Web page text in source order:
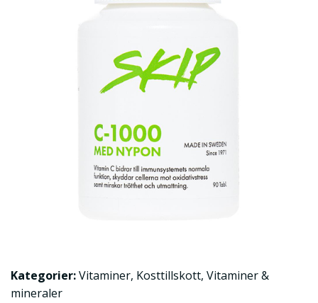
Kategorier:Vitaminer, Kosttillskott, Vitaminer &
mineraler